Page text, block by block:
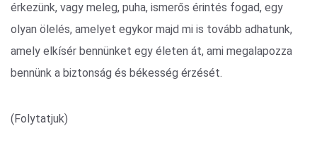
érkezünk, vagy meleg, puha, ismerős érintés fogad, egy
olyan ölelés, amelyet egykor majd mi is tovább adhatunk,
amely elkísér bennünket egy életen át, ami megalapozza
bennünk a biztonság és békesség érzését.
(Folytatjuk)